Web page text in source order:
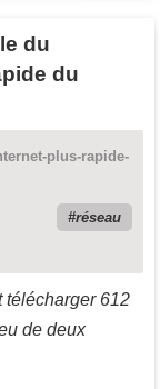
du
du
plus-rapide-
réseau
télécharger 612
de deux